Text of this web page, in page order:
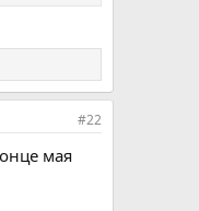
#22
мая